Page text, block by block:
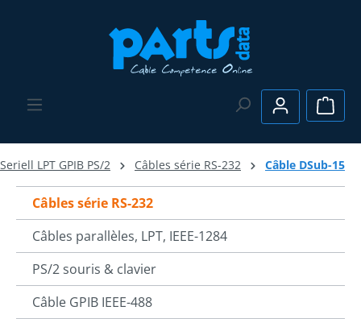
Le
Seriell LPT GPIB PS/2 Câbles série RS-232 Câble DSub-15
Câbles série RS-232
Câbles parallèles, LPT, IEEE-1284
PS/2 souris & clavier
Câble GPIB IEEE-488